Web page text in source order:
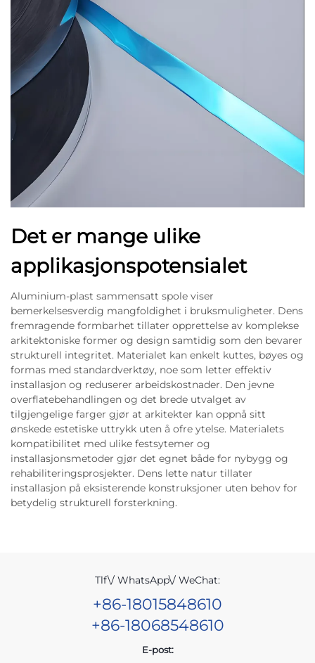
Det er mange ulike
applikasjonspotensialet
Aluminium-plast sammensatt spole viser
bemerkelsesverdig mangfoldighet i bruksmuligheter. Dens
fremragende formbarhet tillater opprettelse av komplekse
arkitektoniske former og design samtidig som den bevarer
strukturell integritet. Materialet kan enkelt kuttes, bøyes og
formas med standardverktøy, noe som letter effektiv
installasjon og reduserer arbeidskostnader. Den jevne
overflatebehandlingen og det brede utvalget av
tilgjengelige farger gjør at arkitekter kan oppnå sitt
ønskede estetiske uttrykk uten å ofre ytelse. Materialets
kompatibilitet med ulike festsytemer og
installasjonsmetoder gjør det egnet både for nybygg og
rehabiliteringsprosjekter. Dens lette natur tillater
installasjon på eksisterende konstruksjoner uten behov for
betydelig strukturell forsterkning.
Tlf\/ WhatsApp\/ WeChat:
+86-18015848610
+86-18068548610
E-post: